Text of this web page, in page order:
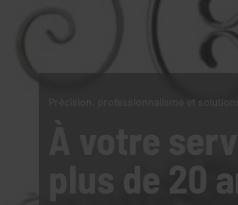
Précision, professionnalisme et
À votre
plus de 20